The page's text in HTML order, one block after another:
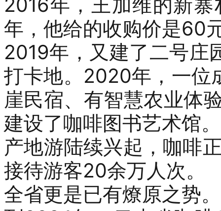
2016年， 王加维的新寨
年，他给的收购价是60
2019年，又建了二号庄
打卡地。 2020年，一位
崖民宿、有智慧农业体
建设了咖啡图书艺术馆。
产地游陆续兴起，咖啡
接待游客20余万人次。
全省更是已有燎原之势。